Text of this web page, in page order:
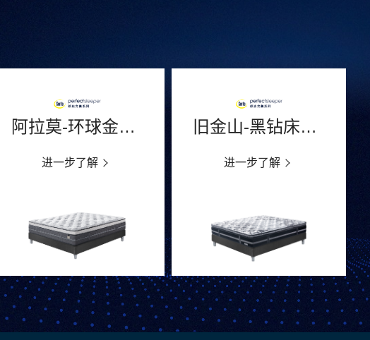
阿拉莫-环球金选床垫（已停产）
进一步了解
旧金山-黑钻床垫（已停产）
进一步了解